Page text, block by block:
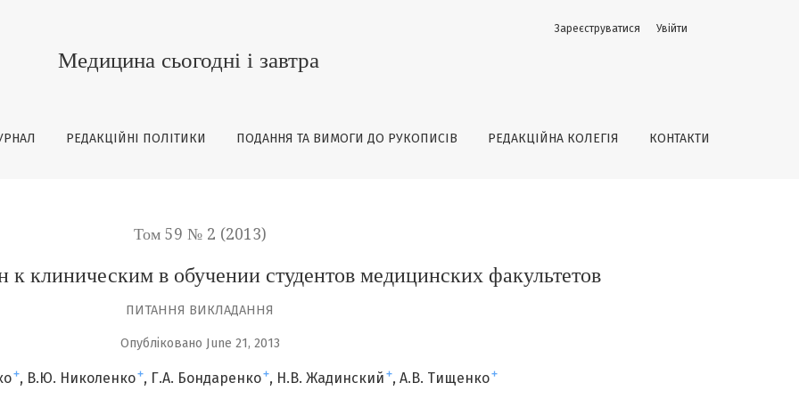
студентов медицинских факультетов
Медицина сьогодні і завтра
РЕДАКЦІЙНІ ПОЛІТИКИ ПОДАННЯ ТА ВИМОГИ ДО РУКОПИСІВ РЕДАКЦІЙНА КОЛЕГІЯ КОНТАКТИ
Зареєструватися Увійти
Том 59 № 2 (2013)
к клиническим в обучении студентов медицинских факультетов
ПИТАННЯ ВИКЛАДАННЯ
Опубліковано June 21, 2013
+ В.Ю. Николенко+ Г.А. Бондаренко+ Н.В. Жадинский + А.В. Тищенко+